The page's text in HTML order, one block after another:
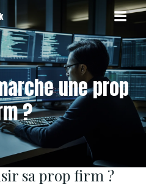
au
contenu
une prop
?
sa prop firm ?